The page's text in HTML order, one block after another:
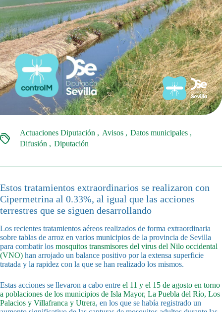
Actuaciones Diputación Avisos
Datos municipales
Difusión
Diputación
Estos tratamientos extraordinarios se realizaron con
Cipermetrina al 0.33%, al igual que las acciones
terrestres que se siguen desarrollando
Los recientes tratamientos aéreos realizados de forma extraordinaria
sobre tablas de arroz en varios municipios de la provincia de Sevilla
para combatir los mosquitos transmisores del virus del Nilo occidental
(VNO) han arrojado un balance positivo por la extensa superficie
tratada y la rapidez con la que se han realizado los mismos.
Estas acciones se llevaron a cabo entre el 11 y el 15 de agosto en torno
a poblaciones de los municipios de Isla Mayor, La Puebla del Río, Los
Palacios y Villafranca y Utrera, en los que se había registrado un